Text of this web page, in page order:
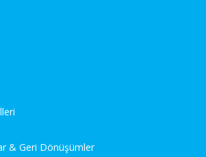
& Geri Dönüşümler